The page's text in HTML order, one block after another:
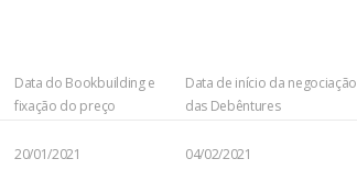
Data do Bookbuilding e
fixação do preço
Data de início da negociação
das Debêntures
20/01/2021 04/02/2021